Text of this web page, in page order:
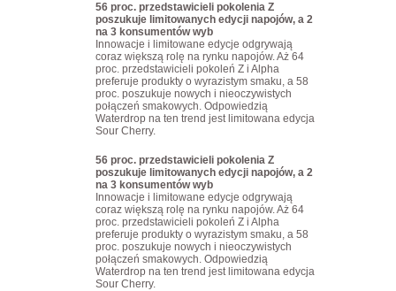
56 proc. przedstawicieli pokolenia Z
poszukuje limitowanych edycji napojów, a 2
na 3 konsumentów wyb
Innowacje i limitowane edycje odgrywają
coraz większą rolę na rynku napojów. Aż 64
proc. przedstawicieli pokoleń Z i Alpha
preferuje produkty o wyrazistym smaku, a 58
proc. poszukuje nowych i nieoczywistych
połączeń smakowych. Odpowiedzią
Waterdrop na ten trend jest limitowana edycja
Sour Cherry.
56 proc. przedstawicieli pokolenia Z
poszukuje limitowanych edycji napojów, a 2
na 3 konsumentów wyb
Innowacje i limitowane edycje odgrywają
coraz większą rolę na rynku napojów. Aż 64
proc. przedstawicieli pokoleń Z i Alpha
preferuje produkty o wyrazistym smaku, a 58
proc. poszukuje nowych i nieoczywistych
połączeń smakowych. Odpowiedzią
Waterdrop na ten trend jest limitowana edycja
Sour Cherry.